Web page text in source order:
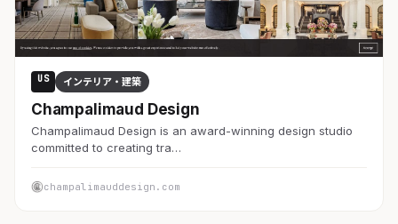
US インテリア・建築
Champalimaud Design
Champalimaud Design is an award-winning design studio
committed to creating tra…
champalimauddesign.com